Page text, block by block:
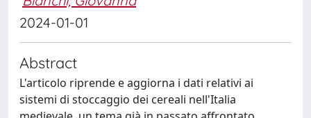
2024-01-01
Abstract
L'articolo riprende e aggiorna i dati relativi ai
sistemi di stoccaggio dei cereali nell'Italia